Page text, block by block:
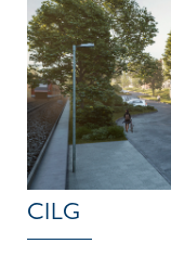
CILG